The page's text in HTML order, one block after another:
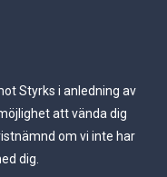
Styrks i anledning av
att vända dig
om vi inte har
dig.